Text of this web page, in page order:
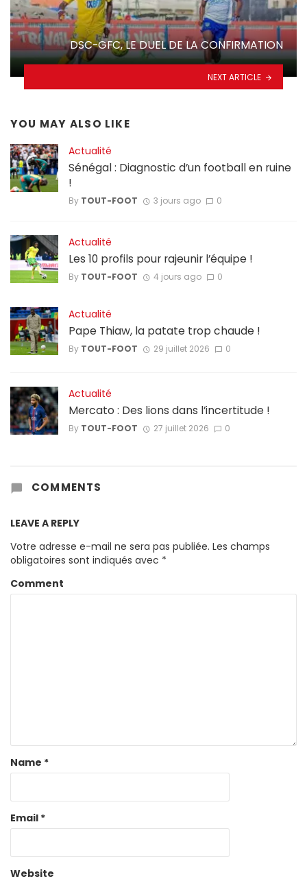
DSC-GFC, LE DUEL DE LA CONFIRMATION
NEXT ARTICLE
YOU MAY ALSO LIKE
Actualité
Sénégal : Diagnostic d’un football en ruine
!
By TOUT-FOOT 3 jours ago 0
Actualité
Les 10 profils pour rajeunir l’équipe !
By TOUT-FOOT 4 jours ago 0
Actualité
Pape Thiaw, la patate trop chaude !
By TOUT-FOOT 29 juillet 2026 0
Actualité
Mercato : Des lions dans l’incertitude !
By TOUT-FOOT 27 juillet 2026 0
COMMENTS
LEAVE A REPLY
Votre adresse e-mail ne sera pas publiée. Les champs
obligatoires sont indiqués avec *
Comment
Name *
Email *
Website